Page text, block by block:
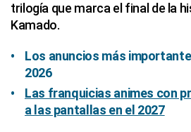
trilogía que marca el final de la
Kamado.
Los anuncios más
2026
Las franquicias animes con
a las pantallas en el 2027